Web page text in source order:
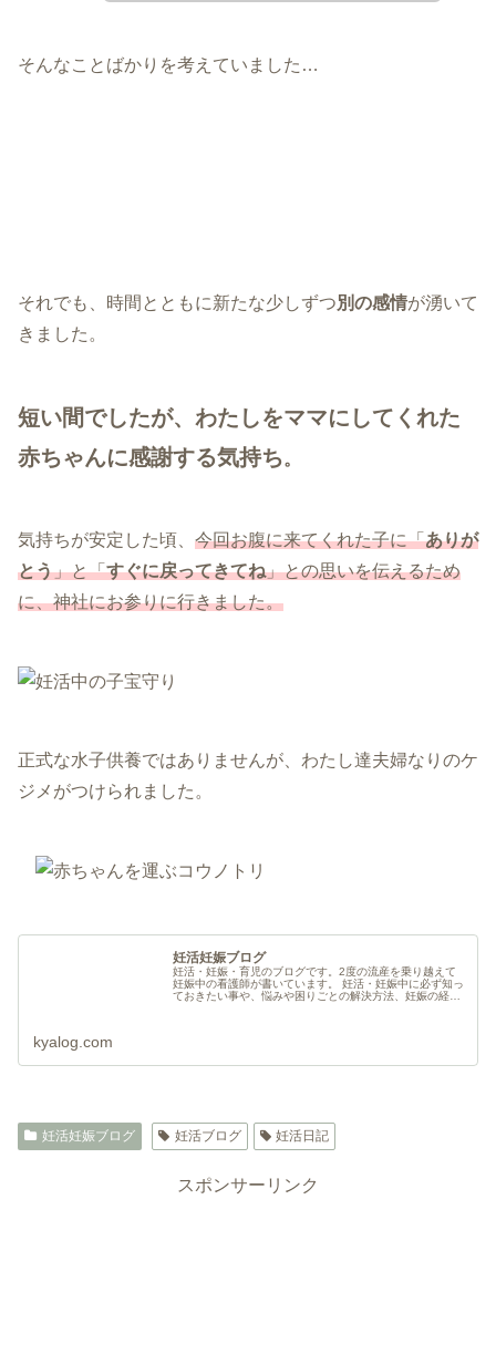
そんなことばかりを考えていました…
それでも、時間とともに新たな少しずつ別の感情が湧いて
きました。
短い間でしたが、わたしをママにしてくれた
赤ちゃんに感謝する気持ち。
気持ちが安定した頃、 今回お腹に来てくれた子に「ありが
とう」と「すぐに戻ってきてね」との思いを伝えるため
に、神社にお参りに行きました。
正式な水子供養ではありませんが、わたし達夫婦なりのケ
ジメがつけられました。
妊活妊娠ブログ
妊活・妊娠・育児のブログです。2度の流産を乗り越えて
妊娠中の看護師が書いています。 妊活・妊娠中に必ず知っ
ておきたい事や、悩みや困りごとの解決方法、妊娠の経過
kyalog.com
妊活妊娠ブログ 妊活ブログ 妊活日記
スポンサーリンク